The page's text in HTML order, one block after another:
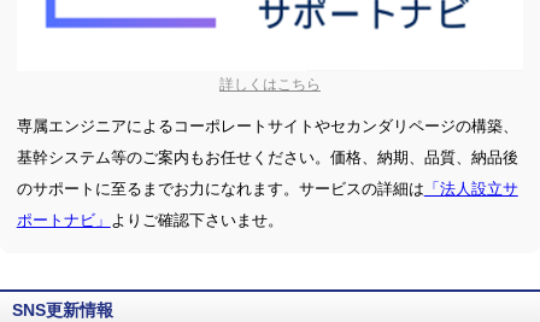
詳しくはこちら
専属エンジニアによるコーポレートサイトやセカンダリページの構築、
基幹システム等のご案内もお任せください。価格、納期、品質、納品後
のサポートに至るまでお力になれます。サービスの詳細は 「法人設立サ
ポートナビ」 よりご確認下さいませ。
SNS更新情報